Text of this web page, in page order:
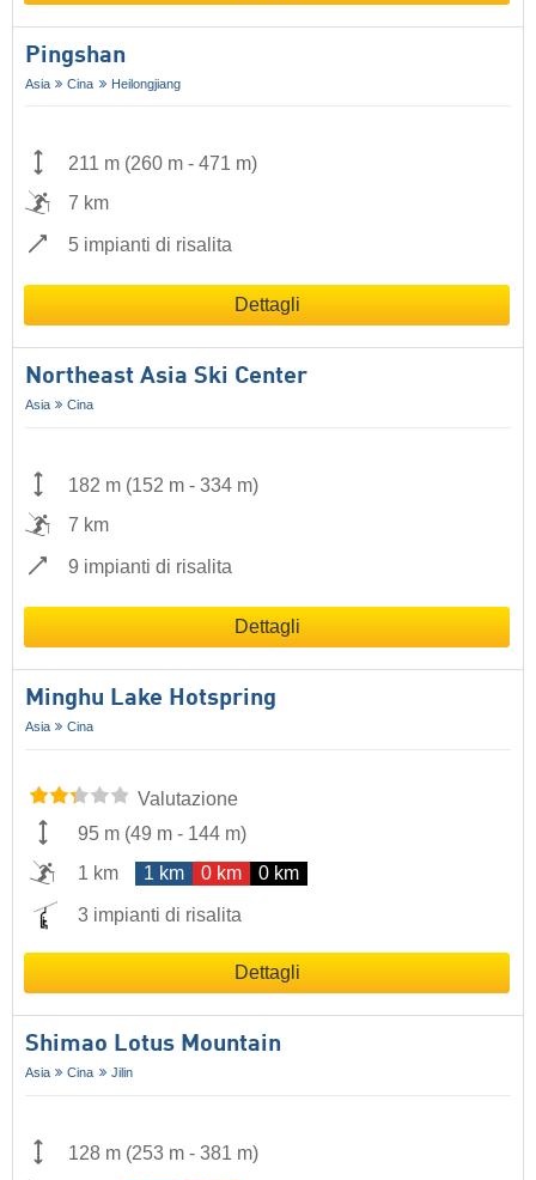
Pingshan
Asia Cina Heilongjiang
211 m (260 m - 471 m)
7 km
5 impianti di risalita
Dettagli
Northeast Asia Ski Center
Asia Cina
182 m (152 m - 334 m)
7 km
9 impianti di risalita
Dettagli
Minghu Lake Hotspring
Asia Cina
Valutazione
95 m (49 m - 144 m)
1 km
1 km 0 km 0 km
3 impianti di risalita
Dettagli
Shimao Lotus Mountain
Asia Cina Jilin
128 m (253 m - 381 m)